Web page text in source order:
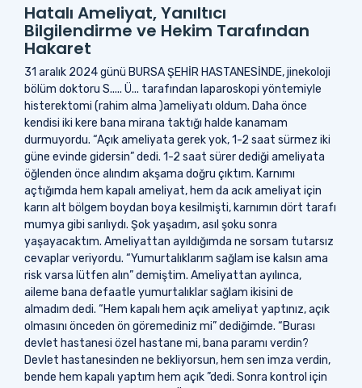
Hatalı Ameliyat, Yanıltıcı
Bilgilendirme ve Hekim Tarafından
Hakaret
31 aralık 2024 günü BURSA ŞEHİR HASTANESİNDE, jinekoloji
bölüm doktoru S..... Ü... tarafından laparoskopi yöntemiyle
histerektomi (rahim alma )ameliyatı oldum. Daha önce
kendisi iki kere bana mirana taktığı halde kanamam
durmuyordu. “Açık ameliyata gerek yok, 1-2 saat sürmez iki
güne evinde gidersin” dedi. 1-2 saat sürer dediği ameliyata
öğlenden önce alındım akşama doğru çıktım. Karnımı
açtığımda hem kapalı ameliyat, hem da acık ameliyat için
karın alt bölgem boydan boya kesilmişti, karnımın dört tarafı
mumya gibi sarılıydı. Şok yaşadım, asıl şoku sonra
yaşayacaktım. Ameliyattan ayıldığımda ne sorsam tutarsız
cevaplar veriyordu. “Yumurtalıklarım sağlam ise kalsın ama
risk varsa lütfen alın” demiştim. Ameliyattan ayılınca,
aileme bana defaatle yumurtalıklar sağlam ikisini de
almadım dedi. “Hem kapalı hem açık ameliyat yaptınız, açık
olmasını önceden ön göremediniz mi” dediğimde. “Burası
devlet hastanesi özel hastane mi, bana paramı verdin?
Devlet hastanesinden ne bekliyorsun, hem sen imza verdin,
bende hem kapalı yaptım hem açık ”dedi. Sonra kontrol için